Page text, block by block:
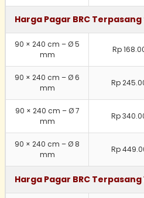
Harga Pagar BRC Terpasang
90 × 240 cm – Ø 5
mm
Rp
90 × 240 cm – Ø 6
mm
Rp
90 × 240 cm – Ø 7
mm
Rp
90 × 240 cm – Ø 8
mm
Rp
Harga Pagar BRC Terpasang